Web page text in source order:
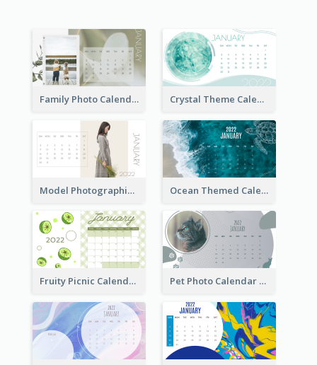
Family Photo Calendar Crystal Theme Calendar
Model Photographic Calendar Ocean Themed Calendar
Fruity Picnic Calendar Pet Photo Calendar